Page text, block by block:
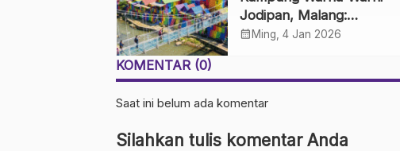
Jodipan, Malang:
Perkampungan Kumuh
calendar_month Ming, 4 Jan 2026
KOMENTAR (0)
Saat ini belum ada komentar
Silahkan tulis komentar Anda